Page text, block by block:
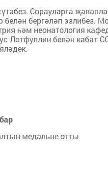
Сорауларга
бергәләп эзлибез.
һәм неонатология
Лотфуллин белән кабат
медальне отты